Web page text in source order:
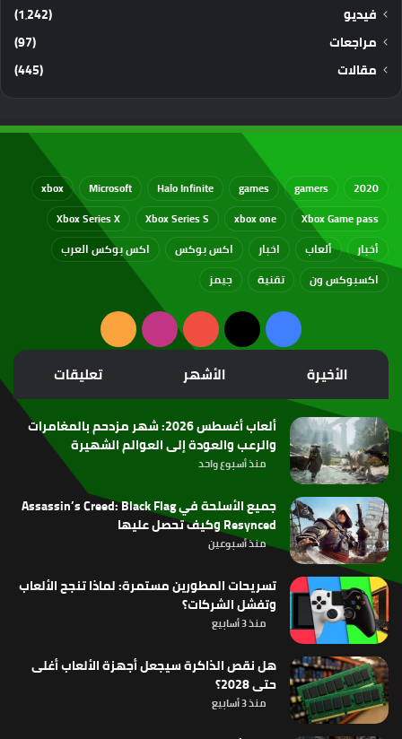
فيديو
(1٬242)
مراجعات
(97)
مقالات
(445)
2020
gamers
games
Halo Infinite
Microsoft
xbox
Xbox Game pass
xbox one
Xbox Series S
Xbox Series X
أخبار
ألعاب اخبار اكس بوكس
اكس بوكس العرب
اكسبوكس ون
تقنية جيمز
فيسبوك
‫X
‫YouTubeانستقرامملخص
الموقع
RSS
الأخيرة الأشهر تعليقات
ألعاب أغسطس 2026: شهر مزدحم بالمغامرات
والرعب والعودة إلى العوالم الشهيرة
منذ أسبوع واحد
جميع الأسلحة في Assassin’s Creed: Black Flag
Resynced وكيف تحصل عليها
منذ أسبوعين
تسريحات المطورين مستمرة: لماذا تنجح الألعاب
وتفشل الشركات؟
منذ 3 أسابيع
هل نقص الذاكرة سيجعل أجهزة الألعاب أغلى
حتى 2028؟
منذ 3 أسابيع